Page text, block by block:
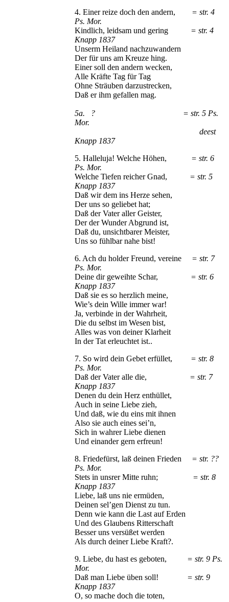
4. Einer reize doch den andern, = str. 4
Ps. Mor.
Kindlich, leidsam und gering = str. 4
Knapp 1837
Unserm Heiland nachzuwandern
Der für uns am Kreuze hing.
Einer soll den andern wecken,
Alle Kräfte Tag für Tag
Ohne Sträuben darzustrecken,
Daß er ihm gefallen mag.
5a. ? = str. 5 Ps.
Mor.
deest
Knapp 1837
5. Halleluja! Welche Höhen,
= str. 6
Ps. Mor.
Welche Tiefen reicher Gnad, = str. 5
Knapp 1837
Daß wir dem ins Herze sehen,
Der uns so geliebet hat;
Daß der Vater aller Geister,
Der der Wunder Abgrund ist,
Daß du, unsichtbarer Meister,
Uns so fühlbar nahe bist!
6. Ach du holder Freund, vereine = str. 7
Ps. Mor.
Deine dir geweihte Schar, = str. 6
Knapp 1837
Daß sie es so herzlich meine,
Wie’s dein Wille immer war!
Ja, verbinde in der Wahrheit,
Die du selbst im Wesen bist,
Alles was von deiner Klarheit
In der Tat erleuchtet ist..
7. So wird dein Gebet erfüllet, = str. 8
Ps. Mor.
Daß der Vater alle die, = str. 7
Knapp 1837
Denen du dein Herz enthüllet,
Auch in seine Liebe zieh,
Und daß, wie du eins mit ihnen
Also sie auch eines sei’n,
Sich in wahrer Liebe dienen
Und einander gern erfreun!
8. Friedefürst, laß deinen Frieden = str. ??
Ps. Mor.
Stets in unsrer Mitte ruhn;
= str. 8
Knapp 1837
Liebe, laß uns nie ermüden,
Deinen sel’gen Dienst zu tun.
Denn wie kann die Last auf Erden
Und des Glaubens Ritterschaft
Besser uns versüßet werden
Als durch deiner Liebe Kraft?.
9. Liebe, du hast es geboten, = str. 9 Ps.
Mor.
Daß man Liebe üben soll! = str. 9
Knapp 1837
O, so mache doch die toten,